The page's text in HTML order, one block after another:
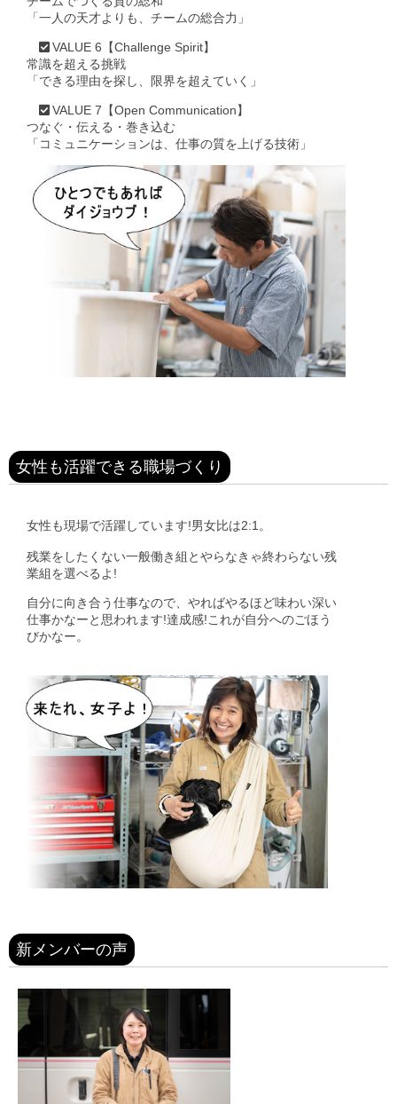
「一人の天才よりも、チームの総合力」
VALUE 6【Challenge Spirit】
常識を超える挑戦
「できる理由を探し、限界を超えていく」
VALUE 7【Open Communication】
つなぐ・伝える・巻き込む
「コミュニケーションは、仕事の質を上げる技術」
女性も活躍できる職場づくり
女性も現場で活躍しています!男女比は2:1。
残業をしたくない一般働き組とやらなきゃ終わらない残
業組を選べるよ!
自分に向き合う仕事なので、やればやるほど味わい深い
仕事かなーと思われます!達成感!これが自分へのごほう
びかなー。
新メンバーの声